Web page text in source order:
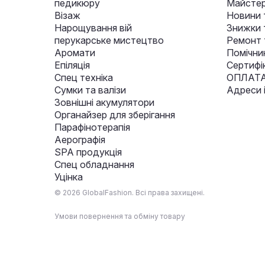
педикюру
Візаж
Нарощування вій
перукарське мистецтво
Аромати
Епіляція
Спец техніка
Сумки та валізи
Зовнішні акумулятори
Органайзер для зберігання
Парафінотерапія
Аерографія
SPA продукція
Спец обладнання
Уцінка
Новини
Знижки
Ремонт
Адреси
© 2026 GlobalFashion. Всі права захищені.
Умови повернення та обміну товару